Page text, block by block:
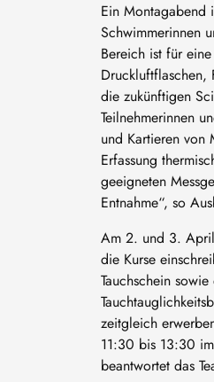
Ein Montagabend
Schwimmerinnen
Bereich ist für
Druckluftflaschen,
die zukünftigen
Teilnehmerinnen
und Kartieren von
Erfassung
geeigneten
Entnahme“, so
Am 2. und 3.
die Kurse
Tauchschein
zeitgleich
11:30 bis 13:30
beantwortet das